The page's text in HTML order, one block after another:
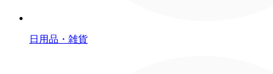
日用品・雑貨